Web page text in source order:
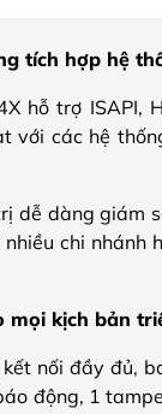
tích hợp hệ
hỗ trợ ISAPI,
với các hệ
dễ dàng
chi
mọi kịch bản
nối đầy đủ,
động, 1